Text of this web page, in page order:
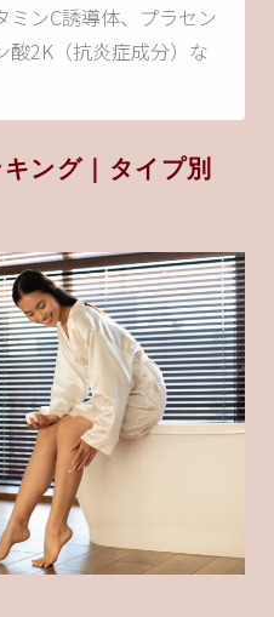
ミンC誘導体、プラセン
酸2K（抗炎症成分）な
ング｜タイプ別